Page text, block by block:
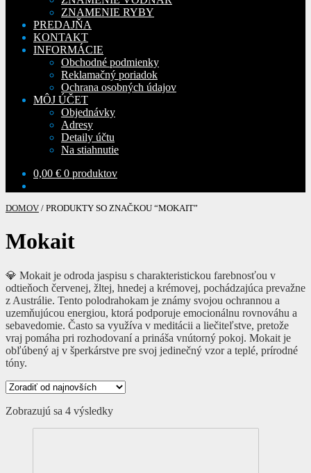
ZNAMENIE RYBY
PREDAJŇA
KONTAKT
INFORMÁCIE
Obchodné podmienky
Reklamačný poriadok
Ochrana osobných údajov
MÔJ ÚČET
Objednávky
Adresy
Detaily účtu
Na stiahnutie
0,00 € 0 produktov
DOMOV / PRODUKTY SO ZNAČKOU “MOKAIT”
Mokait
💎 Mokait je odroda jaspisu s charakteristickou farebnosťou v
odtieňoch červenej, žltej, hnedej a krémovej, pochádzajúca prevažne
z Austrálie. Tento polodrahokam je známy svojou ochrannou a
uzemňujúcou energiou, ktorá podporuje emocionálnu rovnováhu a
sebavedomie. Často sa využíva v meditácii a liečiteľstve, pretože
vraj pomáha pri rozhodovaní a prináša vnútorný pokoj. Mokait je
obľúbený aj v šperkárstve pre svoj jedinečný vzor a teplé, prírodné
tóny.
Zobrazujú sa 4 výsledkyZoradené